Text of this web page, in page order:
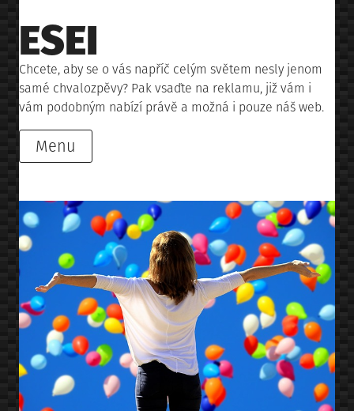
to
content
ESEI
Chcete, aby se o vás napříč celým světem nesly jenom
samé chvalozpěvy? Pak vsaďte na reklamu, již vám i
vám podobným nabízí právě a možná i pouze náš web.
Menu